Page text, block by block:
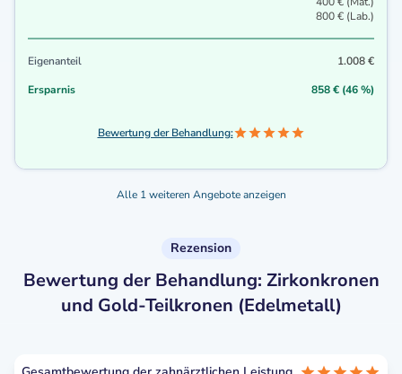
800 € (Lab.)
Eigenanteil
1.008 €
Ersparnis
858 € (46 %)
Bewertung der Behandlung:
Alle 1 weiteren Angebote anzeigen
Rezension
Bewertung der Behandlung: Zirkonkronen
und Gold-Teilkronen (Edelmetall)